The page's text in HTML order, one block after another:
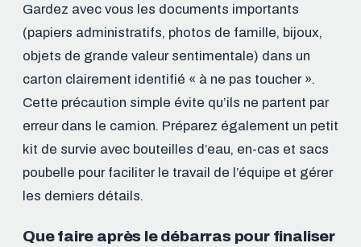
Gardez avec vous les documents importants
(papiers administratifs, photos de famille, bijoux,
objets de grande valeur sentimentale) dans un
carton clairement identifié « à ne pas toucher ».
Cette précaution simple évite qu’ils ne partent par
erreur dans le camion. Préparez également un petit
kit de survie avec bouteilles d’eau, en-cas et sacs
poubelle pour faciliter le travail de l’équipe et gérer
les derniers détails.
Que faire après le débarras pour finaliser